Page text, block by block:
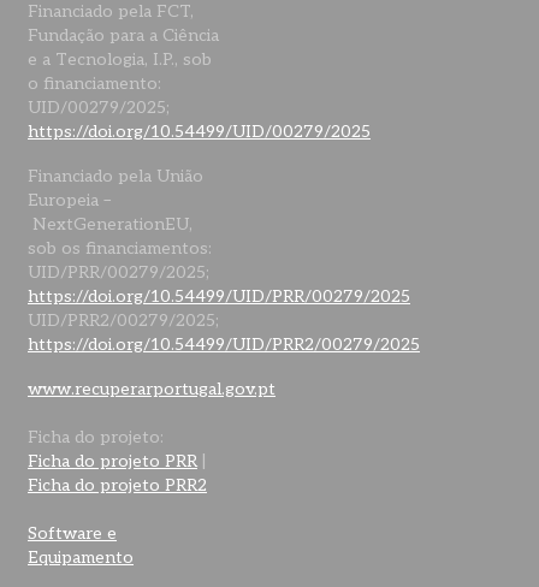
Financiado pela FCT,
Fundação para a Ciência
e a Tecnologia, I.P., sob
o financiamento:
UID/00279/2025;
https://doi.org/10.54499/UID/00279/2025
Financiado pela União
Europeia –
NextGenerationEU,
sob os financiamentos:
UID/PRR/00279/2025;
https://doi.org/10.54499/UID/PRR/00279/2025
UID/PRR2/00279/2025;
https://doi.org/10.54499/UID/PRR2/00279/2025
www.recuperarportugal.gov.pt
Ficha do projeto:
Ficha do projeto PRR
Ficha do projeto PRR2
Software e
Equipamento